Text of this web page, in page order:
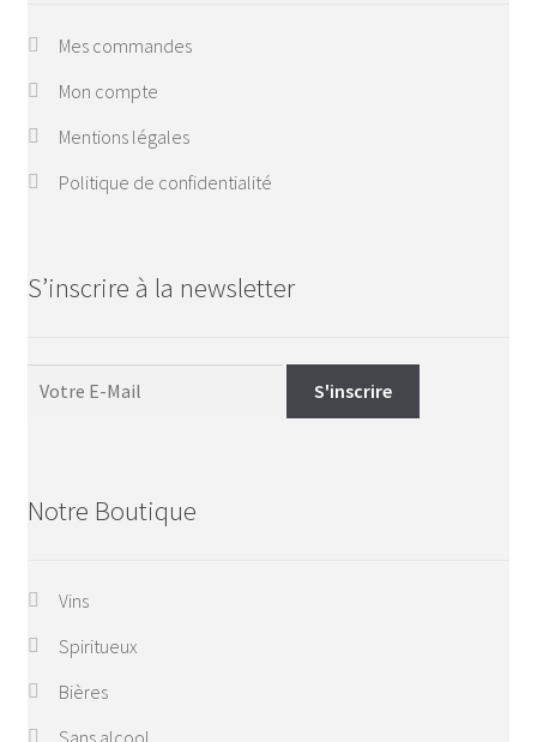
Mes commandes
Mon compte
Mentions légales
Politique de confidentialité
S’inscrire à la newsletter
Notre Boutique
Vins
Spiritueux
Bières